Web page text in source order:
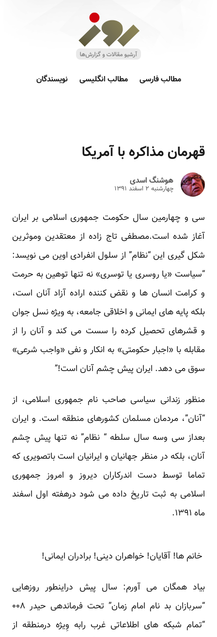
مطالب فارسی مطالب انگلیسی نویسندگان
قهرمان مذاکره با آمریکا
هوشنگ اسدی
چهارشنبه ۲ اسفند ۱۳۹۱
سی و چهارمین سال حکومت جمهوری اسلامی بر ایران
آغاز شده است.مصطفی تاج زاده از معتقدین وموثرین
شکل گیری این “نظام” از سلول انفرادی اوین می نویسد:
“سیاست «یا روسری یا توسری» نه تنها توهین به حرمت
و کرامت انسان ها و نقض کننده اراده آزاد آنان است،
بلکه پایه های ایمانی و اخلاقی جامعه، به ویژه نسل جوان
و قشرهای تحصیل کرده را سست می کند و آنان را از
مقابله با «اجبار حکومتی» به انکار و نفی «واجب شرعی»
سوق می دهد. ایران پیش چشم آنان است!”
منظور زندانی سیاسی صاحب نام جمهوری اسلامی، از
“آنان”، مردمان مسلمان کشورهای منطقه است. و ایران
بعداز سی وسه سال سلطه “ نظام” نه تنها پیش چشم
آنان، بلکه در منظر جهانیان و ایرانیان است باتصویری که
تماما توسط دست اندرکاران دیروز و امروز جمهوری
اسلامی به ثبت تاریخ داده می شود درهفته اول اسفند
ماه ۱۳۹۱.
خانم ها! آقایان! خواهران دینی! برادران ایمانی!
بیاد همگان می آورم: سال پیش دراینطور روزهایی
“سربازان بد نام امام زمان” تحت فرماندهی حیدر ۰۰۸
“تمام شبکه های اطلاعاتی غرب رابه وِیژه درمنطقه از